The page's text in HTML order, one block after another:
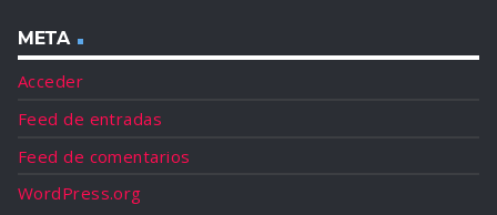
META
Acceder
Feed de entradas
Feed de comentarios
WordPress.org